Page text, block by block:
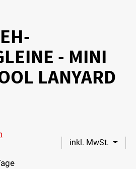
- MINI
LANYARD
inkl. MwSt.